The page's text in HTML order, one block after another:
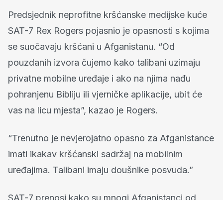
Predsjednik neprofitne kršćanske medijske kuće
SAT-7 Rex Rogers pojasnio je opasnosti s kojima
se suočavaju kršćani u Afganistanu. “Od
pouzdanih izvora čujemo kako talibani uzimaju
privatne mobilne uređaje i ako na njima nađu
pohranjenu Bibliju ili vjerničke aplikacije, ubit će
vas na licu mjesta”, kazao je Rogers.
“Trenutno je nevjerojatno opasno za Afganistance
imati ikakav kršćanski sadržaj na mobilnim
uređajima. Talibani imaju doušnike posvuda.”
SAT-7 prenosi kako su mnogi Afganistanci od